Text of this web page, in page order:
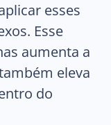
esses
Esse
aumenta a
eleva
do